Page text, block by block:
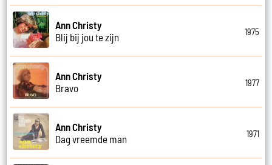
Ann Christy
Blij bij jou te zijn
1975
Ann Christy
Bravo
1977
Ann Christy
Dag vreemde man
1971